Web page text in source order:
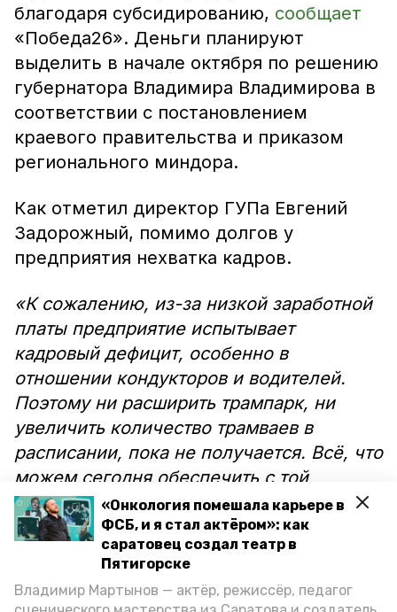
«Онкология помешала карьере в
ФСБ, и я стал актёром»: как
саратовец создал театр в
Пятигорске
Владимир Мартынов — актёр, режиссёр, педагог
благодаря субсидированию, сообщает
«Победа26». Деньги планируют
выделить в начале октября по решению
губернатора Владимира Владимирова в
соответствии с постановлением
краевого правительства и приказом
регионального миндора.
Как отметил директор ГУПа Евгений
Задорожный, помимо долгов у
предприятия нехватка кадров.
«К сожалению, из-за низкой заработной
платы предприятие испытывает
кадровый дефицит, особенно в
отношении кондукторов и водителей.
Поэтому ни расширить трампарк, ни
увеличить количество трамваев в
расписании, пока не получается. Всё, что
можем сегодня обеспечить с той
численностью, которая есть, делаем», —
рассказал Задорожный.
При этом цена проезда остаётся на
прежнем уровне. Можно также и